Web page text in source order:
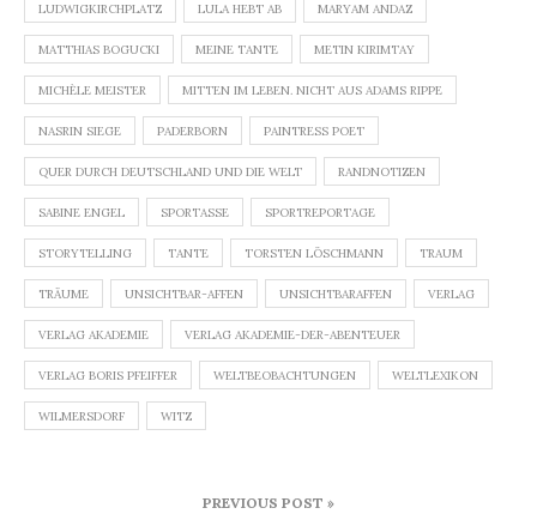
LUDWIGKIRCHPLATZ LULA HEBT AB MARYAM ANDAZ
MATTHIAS BOGUCKI MEINE TANTE METIN KIRIMTAY
MICHÈLE MEISTER MITTEN IM LEBEN. NICHT AUS ADAMS RIPPE
NASRIN SIEGE PADERBORN PAINTRESS POET
QUER DURCH DEUTSCHLAND UND DIE WELT RANDNOTIZEN
SABINE ENGEL SPORTASSE SPORTREPORTAGE
STORYTELLING TANTE TORSTEN LÖSCHMANN TRAUM
TRÄUME UNSICHTBAR-AFFEN UNSICHTBARAFFEN VERLAG
VERLAG AKADEMIE VERLAG AKADEMIE-DER-ABENTEUER
VERLAG BORIS PFEIFFER WELTBEOBACHTUNGEN WELTLEXIKON
WILMERSDORF WITZ
PREVIOUS POST »